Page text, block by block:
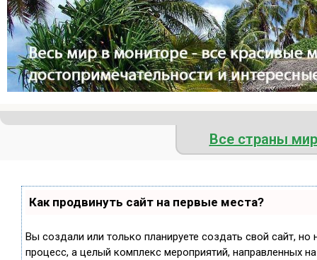
Все страны
Как продвинуть сайт на первые места?
Вы создали или только планируете создать свой сайт,
процесс, а целый комплекс мероприятий, направленных